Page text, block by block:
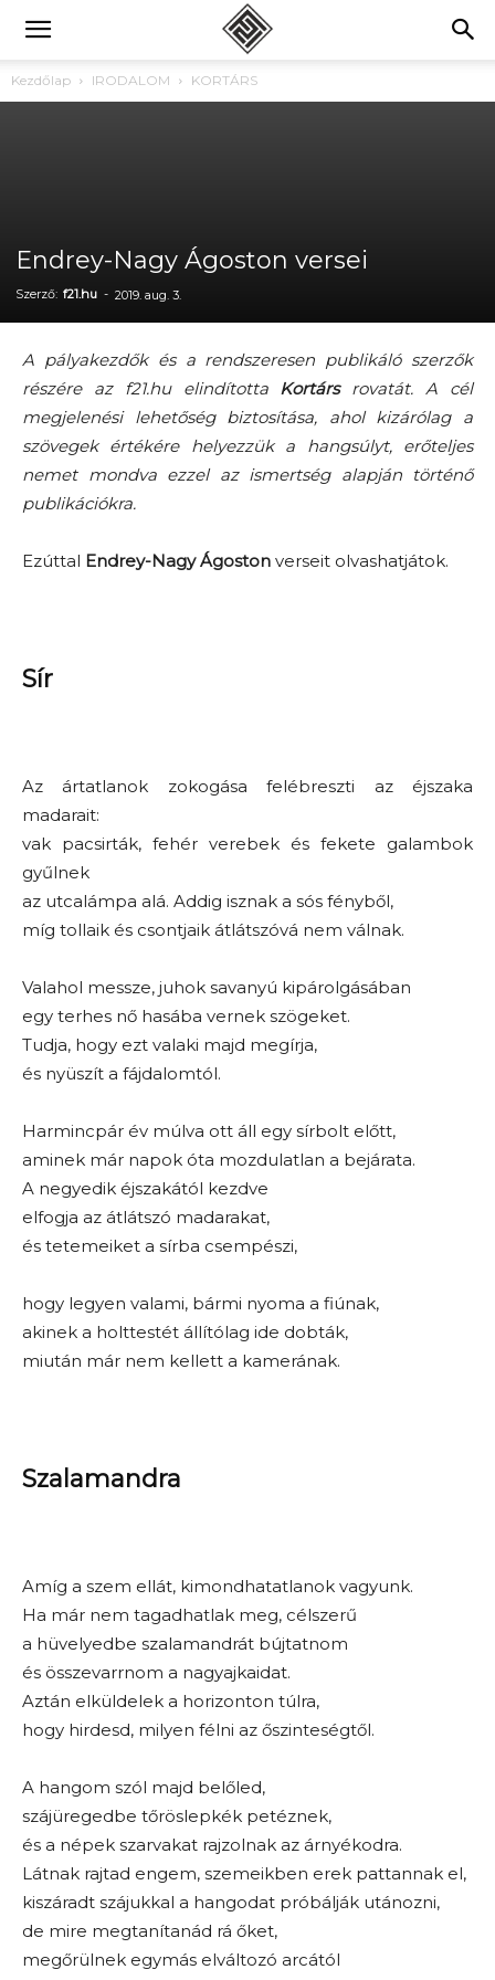
Kezdőlap IRODALOM KORTÁRS
Endrey-Nagy Ágoston versei
Szerző: f21.hu - 2019. aug. 3.
A pályakezdők és a rendszeresen publikáló szerzők
részére az f21.hu elindította Kortársrovatát. A cél
megjelenési lehetőség biztosítása, ahol kizárólag a
szövegek értékére helyezzük a hangsúlyt, erőteljes
nemet mondva ezzel az ismertség alapján történő
publikációkra.
Ezúttal Endrey-Nagy Ágoston verseit olvashatjátok.
Sír
Az ártatlanok zokogása felébreszti az éjszaka
madarait:
vak pacsirták, fehér verebek és fekete galambok
gyűlnek
az utcalámpa alá. Addig isznak a sós fényből,
míg tollaik és csontjaik átlátszóvá nem válnak.
Valahol messze, juhok savanyú kipárolgásában
egy terhes nő hasába vernek szögeket.
Tudja, hogy ezt valaki majd megírja,
és nyüszít a fájdalomtól.
Harmincpár év múlva ott áll egy sírbolt előtt,
aminek már napok óta mozdulatlan a bejárata.
A negyedik éjszakától kezdve
elfogja az átlátszó madarakat,
és tetemeiket a sírba csempészi,
hogy legyen valami, bármi nyoma a fiúnak,
akinek a holttestét állítólag ide dobták,
miután már nem kellett a kamerának.
Szalamandra
Amíg a szem ellát, kimondhatatlanok vagyunk.
Ha már nem tagadhatlak meg, célszerű
a hüvelyedbe szalamandrát bújtatnom
és összevarrnom a nagyajkaidat.
Aztán elküldelek a horizonton túlra,
hogy hirdesd, milyen félni az őszinteségtől.
A hangom szól majd belőled,
szájüregedbe tőröslepkék petéznek,
és a népek szarvakat rajzolnak az árnyékodra.
Látnak rajtad engem, szemeikben erek pattannak el,
kiszáradt szájukkal a hangodat próbálják utánozni,
de mire megtanítanád rá őket,
megőrülnek egymás elváltozó arcától